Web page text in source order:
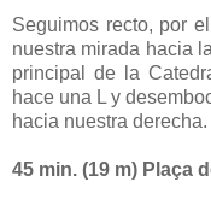
Seguimos recto, por el
nuestra mirada hacia
principal de la
hace una L y
hacia nuestra derecha.
45 min. (19 m) Plaça